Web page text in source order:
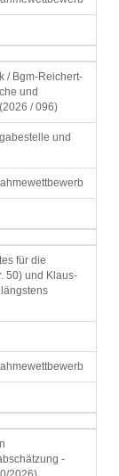
/ Bgm-Reichert-
und
/ 096)
und
für die
50) und Klaus-
-